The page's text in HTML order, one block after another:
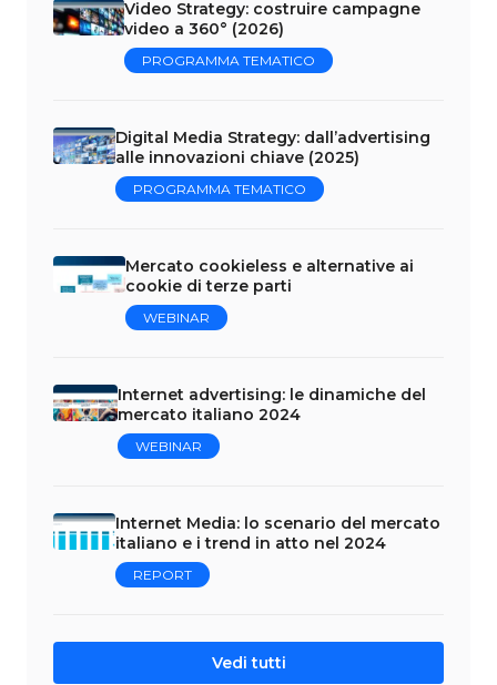
Video Strategy: costruire campagne
video a 360° (2026)
PROGRAMMA TEMATICO
Digital Media Strategy: dall’advertising
alle innovazioni chiave (2025)
PROGRAMMA TEMATICO
Mercato cookieless e alternative ai
cookie di terze parti
WEBINAR
Internet advertising: le dinamiche del
mercato italiano 2024
WEBINAR
Internet Media: lo scenario del mercato
italiano e i trend in atto nel 2024
REPORT
Vedi tutti